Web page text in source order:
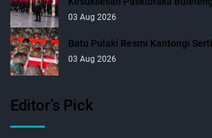
03 Aug 2026
Batu Pulaki Resmi Kantongi
03 Aug 2026
Editor’s Pick